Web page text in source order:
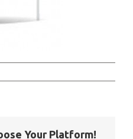
Your Platform!